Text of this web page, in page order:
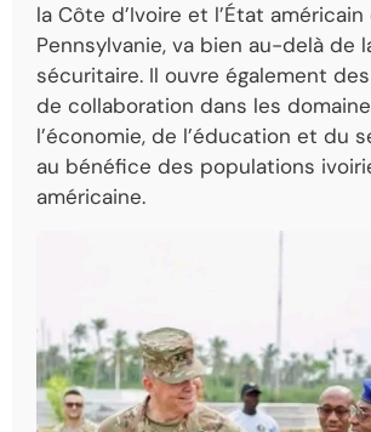
la Côte d’Ivoire et l’État américain
Pennsylvanie, va bien au-delà de
sécuritaire. Il ouvre également
de collaboration dans les
l’économie, de l’éducation et du
au bénéfice des populations
américaine.